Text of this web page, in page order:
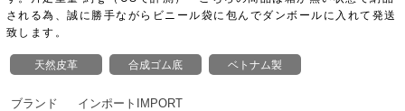
される為、誠に勝手ながらビニール袋に包んでダンボールに入れて発送
致します。
天然皮革 合成ゴム底 ベトナム製
ブランド インポートIMPORT